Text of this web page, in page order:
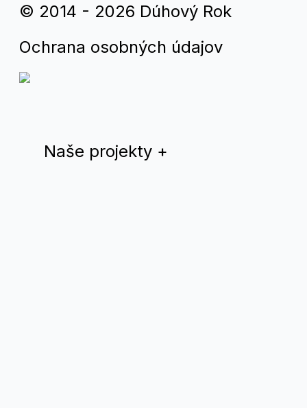
Naše projekty +
© 2014 - 2026 Dúhový Rok
Ochrana osobných údajov